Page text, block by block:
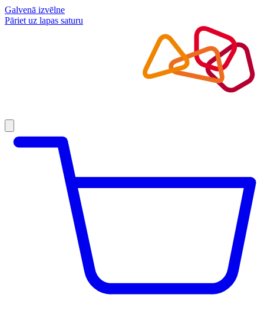
Galvenā izvēlne
Pāriet uz lapas saturu